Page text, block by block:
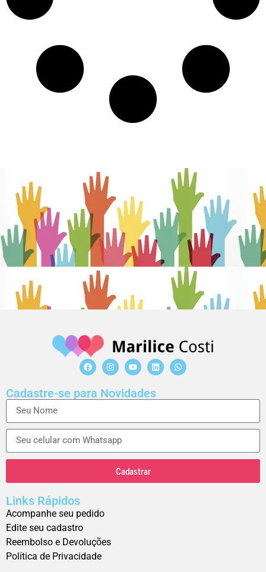
Cadastre-se para Novidades
Cadastrar
Links Rápidos
Acompanhe seu pedido
Edite seu cadastro
Reembolso e Devoluções
Política de Privacidade